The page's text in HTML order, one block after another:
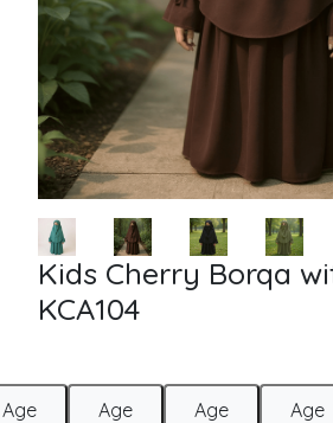
Kids Cherry Borqa
KCA104
Age
Age
Age
Age